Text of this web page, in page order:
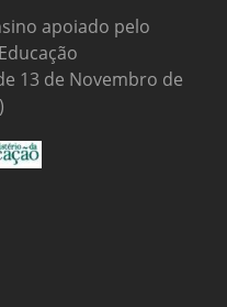
apoiado pelo
13 de Novembro de